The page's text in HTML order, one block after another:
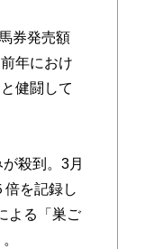
券発売額
年におけ
健闘して
殺到。3月
を記録し
よる「巣ご